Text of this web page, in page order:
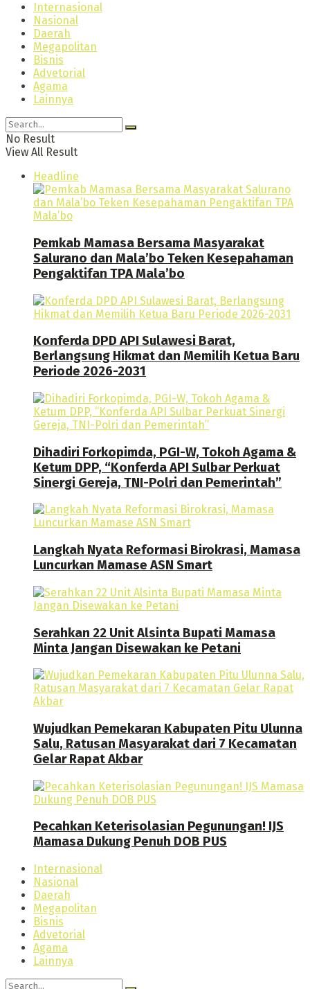
Internasional
Nasional
Daerah
Megapolitan
Bisnis
Advetorial
Agama
Lainnya
No Result
View All Result
Headline
Pemkab Mamasa Bersama Masyarakat
Salurano dan Mala’bo Teken Kesepahaman
Pengaktifan TPA Mala’bo
Konferda DPD API Sulawesi Barat,
Berlangsung Hikmat dan Memilih Ketua Baru
Periode 2026-2031
Dihadiri Forkopimda, PGI-W, Tokoh Agama &
Ketum DPP, “Konferda API Sulbar Perkuat
Sinergi Gereja, TNI-Polri dan Pemerintah”
Langkah Nyata Reformasi Birokrasi, Mamasa
Luncurkan Mamase ASN Smart
Serahkan 22 Unit Alsinta Bupati Mamasa
Minta Jangan Disewakan ke Petani
Wujudkan Pemekaran Kabupaten Pitu Ulunna
Salu, Ratusan Masyarakat dari 7 Kecamatan
Gelar Rapat Akbar
Pecahkan Keterisolasian Pegunungan! IJS
Mamasa Dukung Penuh DOB PUS
Internasional
Nasional
Daerah
Megapolitan
Bisnis
Advetorial
Agama
Lainnya